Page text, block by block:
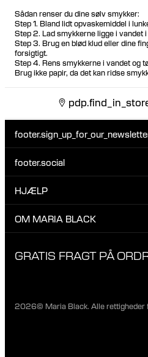
Sådan renser du dine sølv smykker:
Step 1. Bland lidt opvaskemiddel i
Step 2. Lad smykkerne ligge i vandet
Step 3. Brug en blød klud eller dine
forsigtigt.
Step 4. Rens smykkerne i vandet og
Brug ikke papir, da det kan ridse
Tilmeld dig vores nyhedsbrev og
nyheder fra Maria Black.
footer.social
INSTAGRAM
TIKTOK
HJÆLP
KUNDESERVICE & KONTAKT
LEVERING
PRIVATLIVSPOLITIK
OM MARIA BLACK
KARRIERE
GRATIS FRAGT PÅ
2026© Maria Black. Alle rettigheder